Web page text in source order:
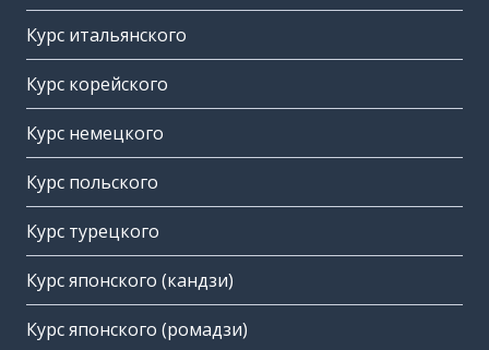
Курс итальянского
Курс корейского
Курс немецкого
Курс польского
Курс турецкого
Курс японского (кандзи)
Курс японского (ромадзи)